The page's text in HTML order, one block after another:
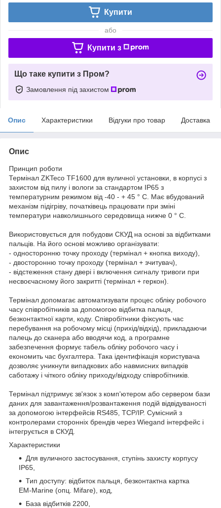
Купити
або
Купити з
Що таке купити з Пром?
Замовлення під захистом
Опис Характеристики Відгуки про товар Доставка
Опис
Принцип роботи
Термінал ZKTeco TF1600 для вуличної установки, в корпусі з
захистом від пилу і вологи за стандартом IP65 з
температурним режимом від -40 - + 45 ° C. Має вбудований
механізм підігріву, початківець працювати при зміні
температури навколишнього середовища нижче 0 ° C.
Використовується для побудови СКУД на основі за відбитками
пальців. На його основі можливо організувати:
- односторонню точку проходу (термінал + кнопка виходу),
- двосторонню точку проходу (термінал + зчитувач),
- відстеження стану двері і включення сигналу тривоги при
несвоєчасному його закритті (термінал + геркон).
Термінал допомагає автоматизувати процес обліку робочого
часу співробітників за допомогою відбитка пальця,
безконтактної карти, коду. Співробітники фіксують час
перебування на робочому місці (прихід/відхід), прикладаючи
палець до сканера або вводячи код, а програмне
забезпечення формує табель обліку робочого часу і
економить час бухгалтера. Така ідентифікація користувача
дозволяє уникнути випадкових або навмисних випадків
саботажу і чіткого обліку приходу/відходу співробітників.
Термінал підтримує зв'язок з комп'ютером або сервером бази
даних для завантаження/розвантаження подій відвідуваності
за допомогою інтерфейсів RS485, TCP/IP. Сумісний з
контролерами сторонніх брендів через Wiegand інтерфейс і
інтегрується в СКУД.
Характеристики
Для вуличного застосування, ступінь захисту корпусу
IP65,
Тип доступу: відбиток пальця, безконтактна картка
EM-Marine (опц. Mifare), код,
База відбитків 2200,